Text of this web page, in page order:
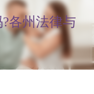
各州法律与